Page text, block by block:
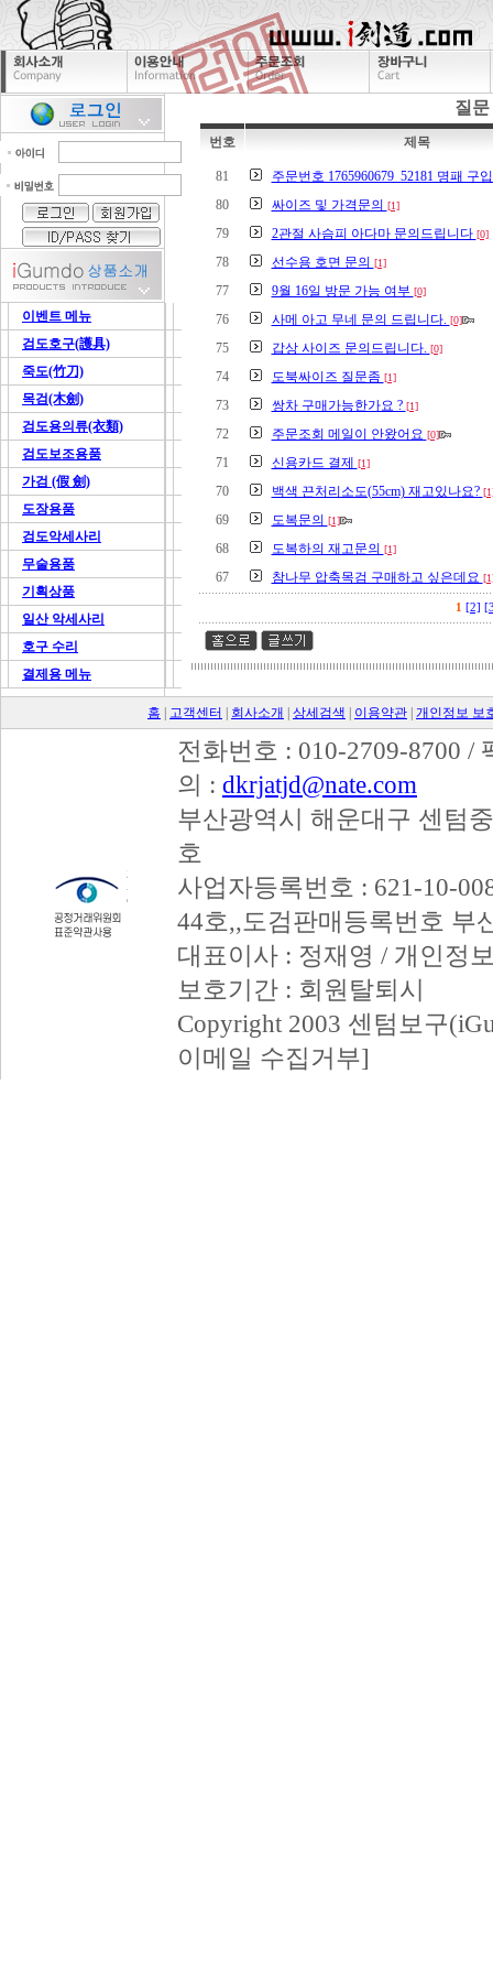
이벤트 메뉴
검도호구(護具)
죽도(竹刀)
목검(木劍)
검도용의류(衣類)
검도보조용품
가검 (假 劍)
도장용품
검도악세사리
무술용품
기획상품
일산 악세사리
호구 수리
결제용 메뉴
질
번호 제목
81
주문번호 1765960679_52181 명패 구
80
싸이즈 및 가격문의 [1]
79 2관절 사슴피 아다마 문의드립니다 [0]
78 선수용 호면 문의 [1]
77 9월 16일 방문 가능 여부 [0]
76 사메 아고 무네 문의 드립니다. [0]
75 갑상 사이즈 문의드립니다. [0]
74 도북싸이즈 질문좀 [1]
73 쌍차 구매가능한가요 ? [1]
72 주문조회 메일이 안왔어요 [0]
71 신용카드 결제 [1]
70 백색 끈처리소도(55cm) 재고있나요?
69 도복문의 [1]
68 도복하의 재고문의 [1]
67 참나무 압축목검 구매하고 싶은데요
1 [2]
홈 고객센터 회사소개 상세검색 이용약관 개인정보 보
전화번호 : 010-2709-8700 /
의 : dkrjatjd@nate.com
부산광역시 해운대구 센텀
호
사업자등록번호 : 621-10-
44호,,도검판매등록번호 부
대표이사 : 정재영 / 개인정
보호기간 : 회원탈퇴시
Copyright 2003 센텀보구
이메일 수집거부]